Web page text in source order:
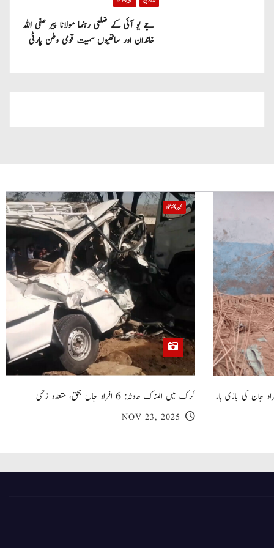
جے یو آئی کے ضلعی رہنما مولانا پیر صفی اللہ
خاندان اور ساتھیوں سمیت قومی وطن پارٹی
گھر کی چھت گرنے کا سانحہ: 5 افراد جان کی بازی ہار
خیبر پختونخوا
کرک میں المناک حادثہ: 6 افراد جاں بحق، متعدد زخمی
NOV 23, 2025